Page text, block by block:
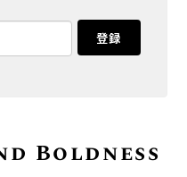
登録
Boldness